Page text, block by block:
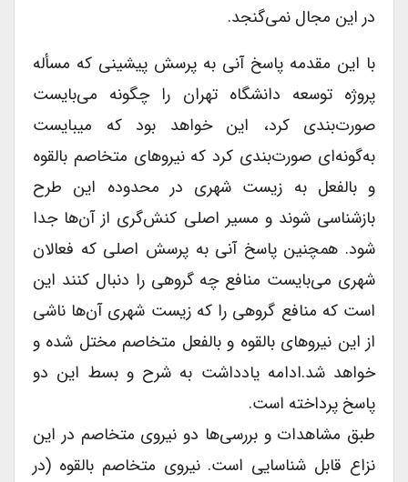
در این مجال نمی‌گنجد.
با این مقدمه پاسخ آنی به پرسش پیشینی که مسأله
پروژه توسعه دانشگاه تهران را چگونه می‌بایست
صورت‌بندی کرد، این خواهد بود که می‎بایست
به‌گونه‌ای صورت‌بندی کرد که نیروهای متخاصم بالقوه
و بالفعل به زیست شهری در محدوده این طرح
بازشناسی شوند و مسیر اصلی کنش‌گری از آن‌ها جدا
شود. همچنین پاسخ آنی به پرسش اصلی که فعالان
شهری می‌بایست منافع چه گروهی را دنبال کنند این
است که منافع گروهی را که زیست شهری آن‌ها ناشی
از این نیروهای بالقوه و بالفعل متخاصم مختل شده و
خواهد شد.ادامه یادداشت به شرح و بسط این دو
پاسخ پرداخته است.
طبق مشاهدات و بررسی‌ها دو نیروی متخاصم در این
نزاع قابل شناسایی است. نیروی متخاصم بالقوه (در